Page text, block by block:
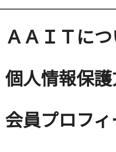
ＡＡＩＴに
個人情報保
会員プロフ